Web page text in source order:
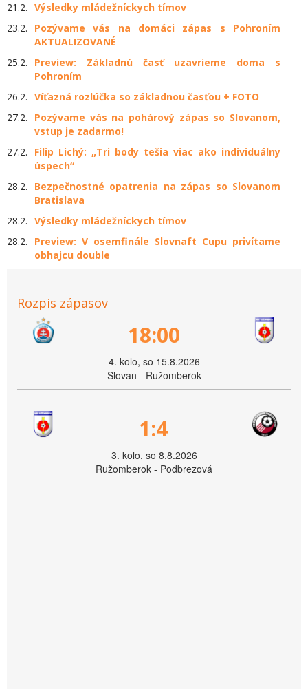
21.2. Výsledky mládežníckych tímov
23.2.
Pozývame vás na domáci zápas s Pohroním
AKTUALIZOVANÉ
25.2.
Preview: Základnú časť uzavrieme doma s
Pohroním
26.2. Víťazná rozlúčka so základnou časťou + FOTO
27.2.
Pozývame vás na pohárový zápas so Slovanom,
vstup je zadarmo!
27.2.
Filip Lichý: „Tri body tešia viac ako individuálny
úspech“
28.2.
Bezpečnostné opatrenia na zápas so Slovanom
Bratislava
28.2. Výsledky mládežníckych tímov
28.2.
Preview: V osemfinále Slovnaft Cupu privítame
obhajcu double
Rozpis zápasov
18:00
4. kolo, so 15.8.2026
Slovan - Ružomberok
1:4
3. kolo, so 8.8.2026
Ružomberok - Podbrezová